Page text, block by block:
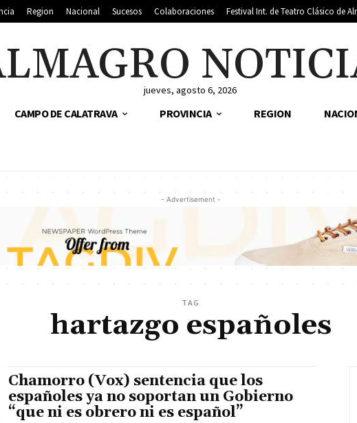
Region Nacional Sucesos Colaboraciones Festival Int. de Teatro Clásico de
jueves, agosto 6, 2026
CAMPO DE CALATRAVA PROVINCIA REGION
- Advertisement -
TAG
hartazgo españoles
Chamorro (Vox) sentencia que los
españoles ya no soportan un Gobierno
“que ni es obrero ni es español”